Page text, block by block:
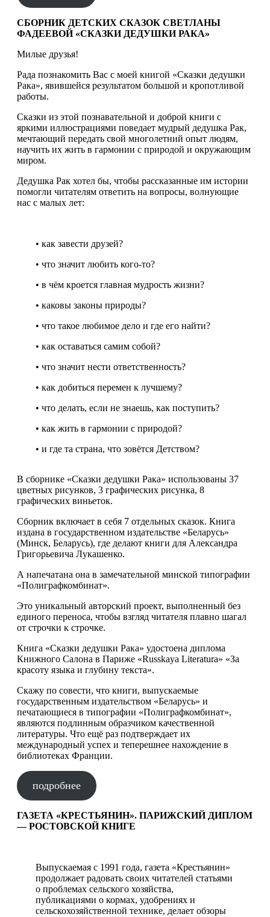
СБОРНИК ДЕТСКИХ СКАЗОК СВЕТЛАНЫ
ФАДЕЕВОЙ «СКАЗКИ ДЕДУШКИ РАКА»
Милые друзья!
Рада познакомить Вас с моей книгой «Сказки дедушки
Рака», явившейся результатом большой и кропотливой
работы.
Сказки из этой познавательной и доброй книги с
яркими иллюстрациями поведает мудрый дедушка Рак,
мечтающий передать свой многолетний опыт людям,
научить их жить в гармонии с природой и окружающим
миром.
Дедушка Рак хотел бы, чтобы рассказанные им истории
помогли читателям ответить на вопросы, волнующие
нас с малых лет:
• как завести друзей?
• что значит любить кого-то?
• в чём кроется главная мудрость жизни?
• каковы законы природы?
• что такое любимое дело и где его найти?
• как оставаться самим собой?
• что значит нести ответственность?
• как добиться перемен к лучшему?
• что делать, если не знаешь, как поступить?
• как жить в гармонии с природой?
• и где та страна, что зовётся Детством?
В сборнике «Сказки дедушки Рака» использованы 37
цветных рисунков, 3 графических рисунка, 8
графических виньеток.
Сборник включает в себя 7 отдельных сказок. Книга
издана в государственном издательстве «Беларусь»
(Минск, Беларусь), где делают книги для Александра
Григорьевича Лукашенко.
А напечатана она в замечательной минской типографии
«Полиграфкомбинат».
Это уникальный авторский проект, выполненный без
единого переноса, чтобы взгляд читателя плавно шагал
от строчки к строчке.
Книга «Сказки дедушки Рака» удостоена диплома
Книжного Салона в Париже «Russkaya Literatura» «За
красоту языка и глубину текста».
Скажу по совести, что книги, выпускаемые
государственным издательством «Беларусь» и
печатающиеся в типографии «Полиграфкомбинат»,
являются подлинным образчиком качественной
литературы. Что ещё раз подтверждает их
международный успех и теперешнее нахождение в
библиотеках Франции.
подробнее
ГАЗЕТА «КРЕСТЬЯНИН». ПАРИЖСКИЙ ДИПЛОМ
— РОСТОВСКОЙ КНИГЕ
Выпускаемая с 1991 года, газета «Крестьянин»
продолжает радовать своих читателей статьями
о проблемах сельского хозяйства,
публикациями о кормах, удобрениях и
сельскохозяйственной технике, делает обзоры